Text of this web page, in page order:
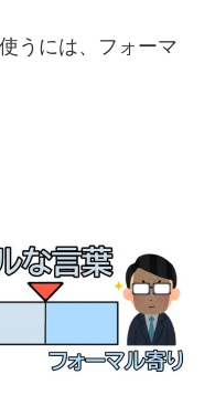
うには、フォーマ